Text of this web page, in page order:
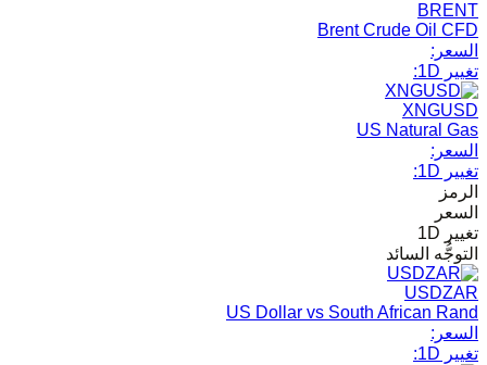
BRENT
Brent Crude Oil CFD
السعر:
تغيير 1D:
XNGUSD
US Natural Gas
السعر:
تغيير 1D:
الرمز
السعر
تغيير 1D
التوجُّه السائد
USDZAR
US Dollar vs South African Rand
السعر:
تغيير 1D: